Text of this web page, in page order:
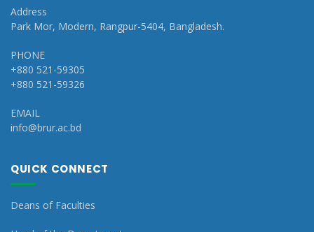
Address
Park Mor, Modern, Rangpur-5404, Bangladesh.
PHONE
+880 521-59305
+880 521-59326
EMAIL
info@brur.ac.bd
QUICK CONNECT
Deans of Faculties